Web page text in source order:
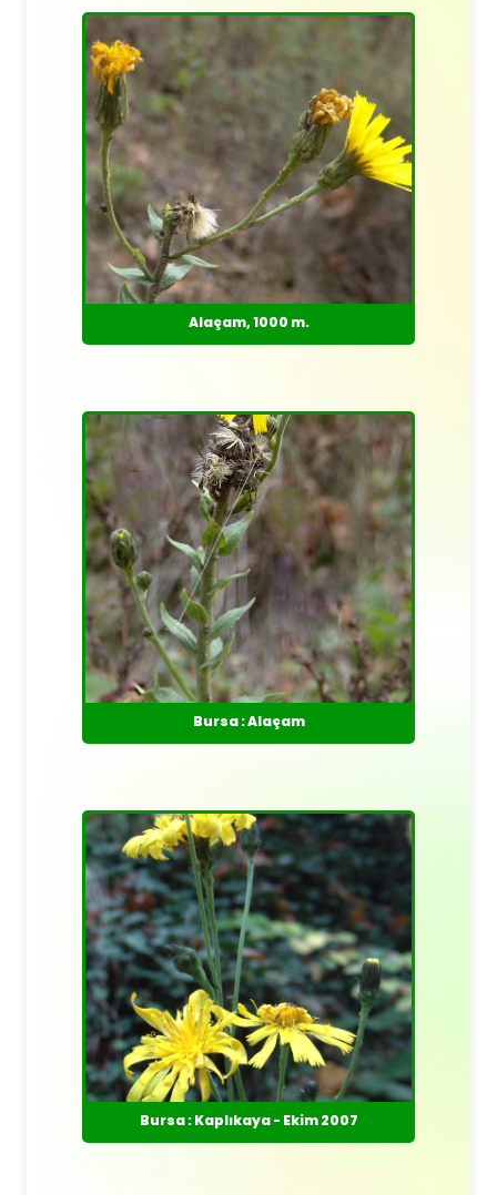
Alaçam, 1000 m.
Bursa : Alaçam
Bursa : Kaplıkaya - Ekim 2007